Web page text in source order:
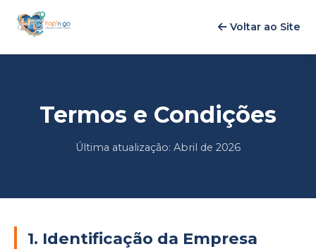
Voltar ao Site
Termos e Condições
Última atualização: Abril de 2026
1. Identificação da Empresa